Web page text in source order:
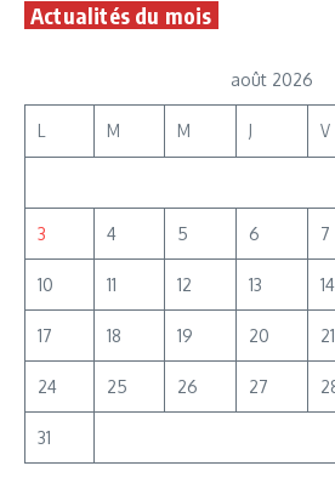
Actualités du mois
août 2026
L M M J V
3 4 5 6 7
10 11 12 13 14
17 18 19 20 21
24 25 26 27
31